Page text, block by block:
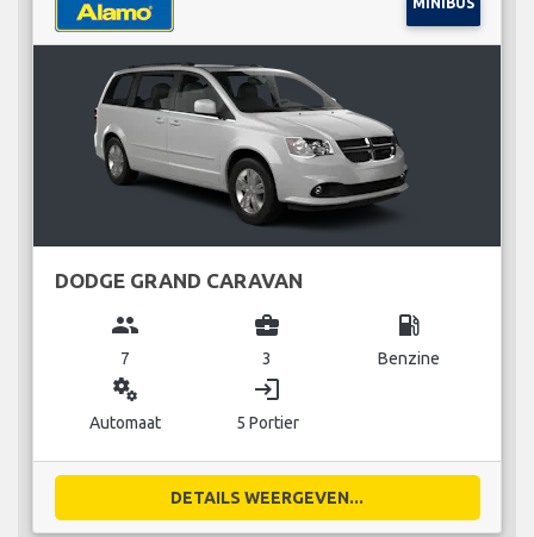
DODGE GRAND CARAVAN
group
7
business_center
3
local_gas_station
Benzine
miscellaneous_services
Automaat
login
5 Portier
DETAILS WEERGEVEN...